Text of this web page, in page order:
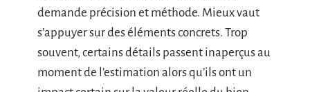
demande précision et méthode. Mieux vaut
s’appuyer sur des éléments concrets. Trop
souvent, certains détails passent inaperçus au
moment de l’estimation alors qu’ils ont un